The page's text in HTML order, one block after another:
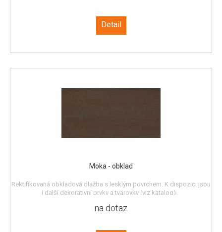
Detail
Moka - obklad
Rektifikovaná obkladová dlažba s lesklým povrchem. K dispozici jsou
i další dekorativní prvky a tvarovky (viz katalog).
na dotaz